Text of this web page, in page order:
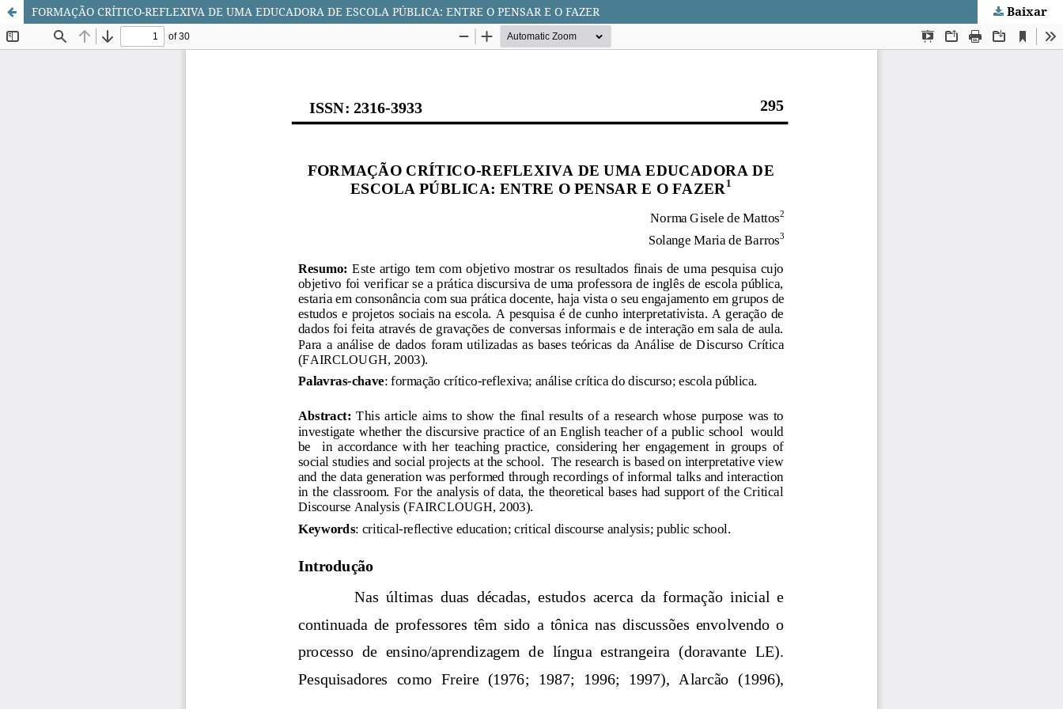
FORMAÇÃO CRÍTICO-REFLEXIVA DE UMA EDUCADORA DE ESCOLA PÚBLICA: ENTRE O PENSAR E O FAZER Baixar